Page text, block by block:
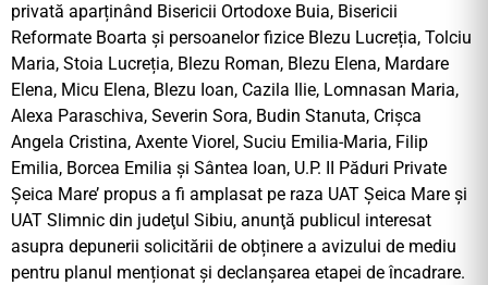
privată aparținând Bisericii Ortodoxe Buia, Bisericii
Reformate Boarta și persoanelor fizice Blezu Lucreția, Tolciu
Maria, Stoia Lucreția, Blezu Roman, Blezu Elena, Mardare
Elena, Micu Elena, Blezu Ioan, Cazila Ilie, Lomnasan Maria,
Alexa Paraschiva, Severin Sora, Budin Stanuta, Crișca
Angela Cristina, Axente Viorel, Suciu Emilia-Maria, Filip
Emilia, Borcea Emilia și Sântea Ioan, U.P. II Păduri Private
Șeica Mare’ propus a fi amplasat pe raza UAT Șeica Mare și
UAT Slimnic din judeţul Sibiu, anunţă publicul interesat
asupra depunerii solicitării de obținere a avizului de mediu
pentru planul menționat și declanșarea etapei de încadrare.